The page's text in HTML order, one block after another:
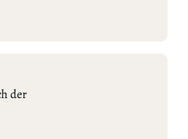
der